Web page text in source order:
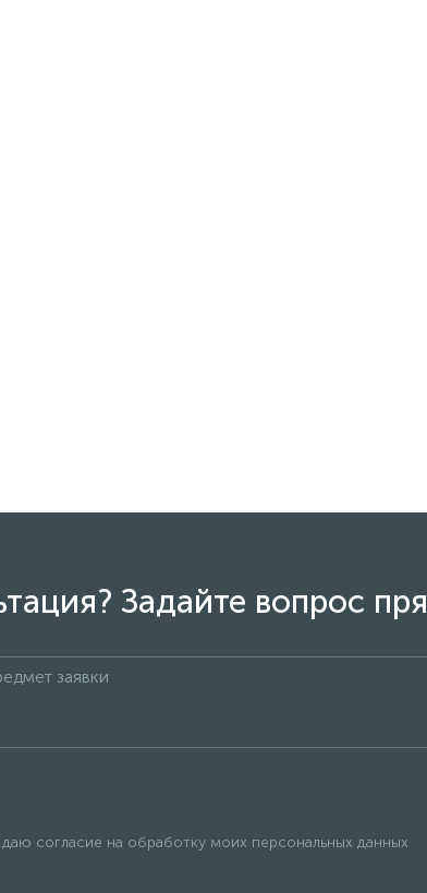
Задайте вопрос
согласие на обработку моих персональных данных